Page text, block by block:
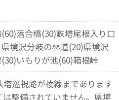
落合橋(30)鉄塔尾根入り口
境沢分岐の林道(20)県境沢
いもりが池(60)箱根峠
巡視路が稜線まであります
整備されていません。県境